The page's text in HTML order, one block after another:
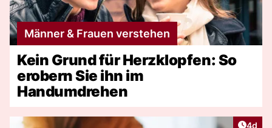
Männer & Frauen verstehen
Kein Grund für Herzklopfen: So
erobern Sie ihn im
Handumdrehen
4d